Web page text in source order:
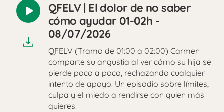
Reproducir
audio
QFELV | El dolor de no saber
cómo ayudar 01-02h -
08/07/2026
QFELV (Tramo de 01:00 a 02:00) Carmen
comparte su angustia al ver cómo su hija se
pierde poco a poco, rechazando cualquier
intento de apoyo. Un episodio sobre límites,
culpa y el miedo a rendirse con quien más
quieres.